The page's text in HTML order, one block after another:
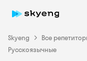
Skyeng Все
Русскоязычные